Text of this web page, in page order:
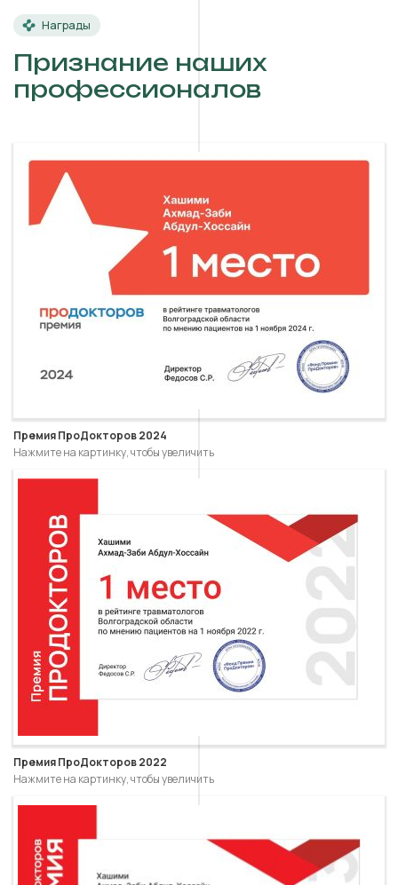
Награды
Признание наших
профессионалов
Премия ПроДокторов 2024
Нажмите на картинку, чтобы увеличить
Премия ПроДокторов 2022
Нажмите на картинку, чтобы увеличить